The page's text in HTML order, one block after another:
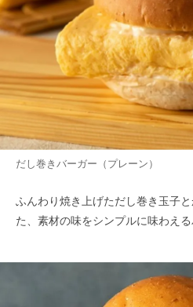
だし巻きバーガー（プレーン）
ふんわり焼き上げただし巻き玉子
た、素材の味をシンプルに味わえ